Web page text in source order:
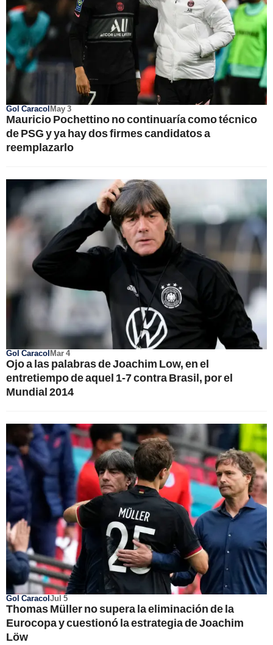
Gol CaracolMay 3
Mauricio Pochettino no continuaría como técnico
de PSG y ya hay dos firmes candidatos a
reemplazarlo
Gol CaracolMar 4
Ojo a las palabras de Joachim Low, en el
entretiempo de aquel 1-7 contra Brasil, por el
Mundial 2014
Gol CaracolJul 5
Thomas Müller no supera la eliminación de la
Eurocopa y cuestionó la estrategia de Joachim
Löw